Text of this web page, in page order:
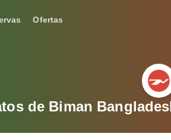
Ofertas
de Biman